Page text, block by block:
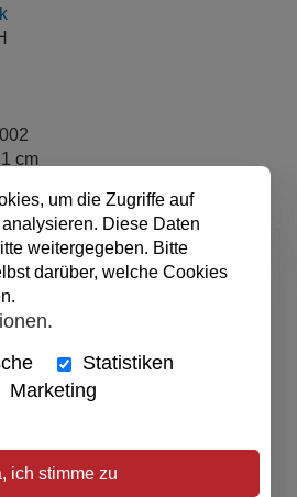
cm
9,95 €
Warenkorb
Alle Preise inkl. MwSt.
um die Zugriffe auf
Diese Daten
weitergegeben. Bitte
darüber, welche Cookies
Statistiken
Marketing
ich stimme zu